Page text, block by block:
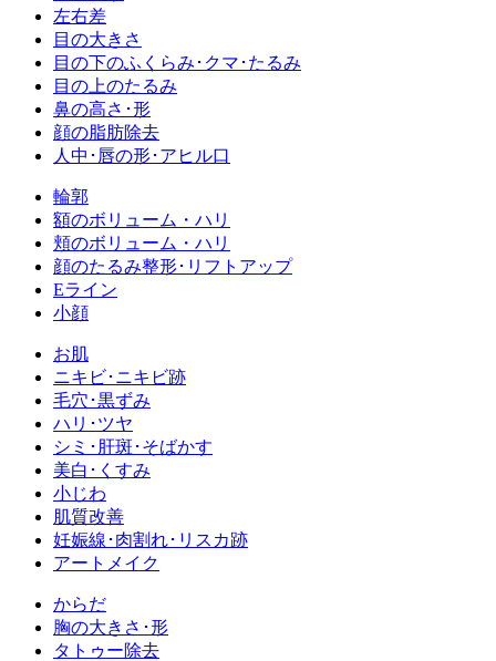
左右差
目の大きさ
目の下のふくらみ･クマ･たるみ
目の上のたるみ
鼻の高さ･形
顔の脂肪除去
人中･唇の形･アヒル口
輪郭
額のボリューム・ハリ
頬のボリューム・ハリ
顔のたるみ整形･リフトアップ
Eライン
小顔
お肌
ニキビ･ニキビ跡
毛穴･黒ずみ
ハリ･ツヤ
シミ･肝斑･そばかす
美白･くすみ
小じわ
肌質改善
妊娠線･肉割れ･リスカ跡
アートメイク
からだ
胸の大きさ･形
タトゥー除去